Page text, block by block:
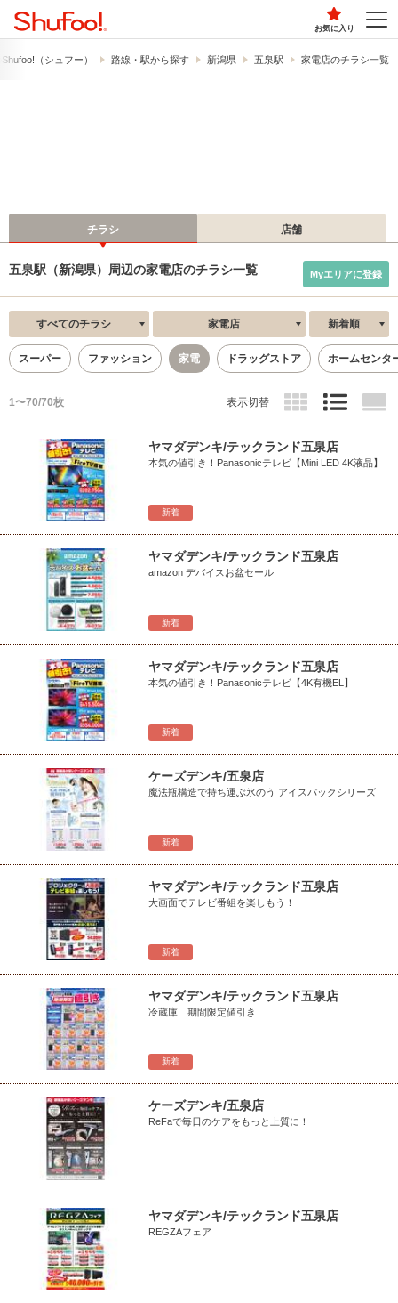
お気に入り
（シュフー） 路線・駅から探す 新潟県 五泉駅 家電店のチラシ一覧
チラシ 店舗
五泉駅（新潟県）周辺の家電店のチラシ一覧 Myエリアに登録
すべてのチラシ 家電店 新着順
スーパー ファッション 家電 ドラッグストア ホームセンタ
1〜70/70枚 表示切替
新着
ヤマダデンキ/テックランド五泉店
本気の値引き！Panasonicテレビ【Mini LED 4K液晶】
新着
ヤマダデンキ/テックランド五泉店
amazon デバイスお盆セール
新着
ヤマダデンキ/テックランド五泉店
本気の値引き！Panasonicテレビ【4K有機EL】
新着
ケーズデンキ/五泉店
魔法瓶構造で持ち運ぶ氷のう アイスパックシリーズ
新着
ヤマダデンキ/テックランド五泉店
大画面でテレビ番組を楽しもう！
新着
ヤマダデンキ/テックランド五泉店
冷蔵庫 期間限定値引き
ケーズデンキ/五泉店
ReFaで毎日のケアをもっと上質に！
ヤマダデンキ/テックランド五泉店
REGZAフェア